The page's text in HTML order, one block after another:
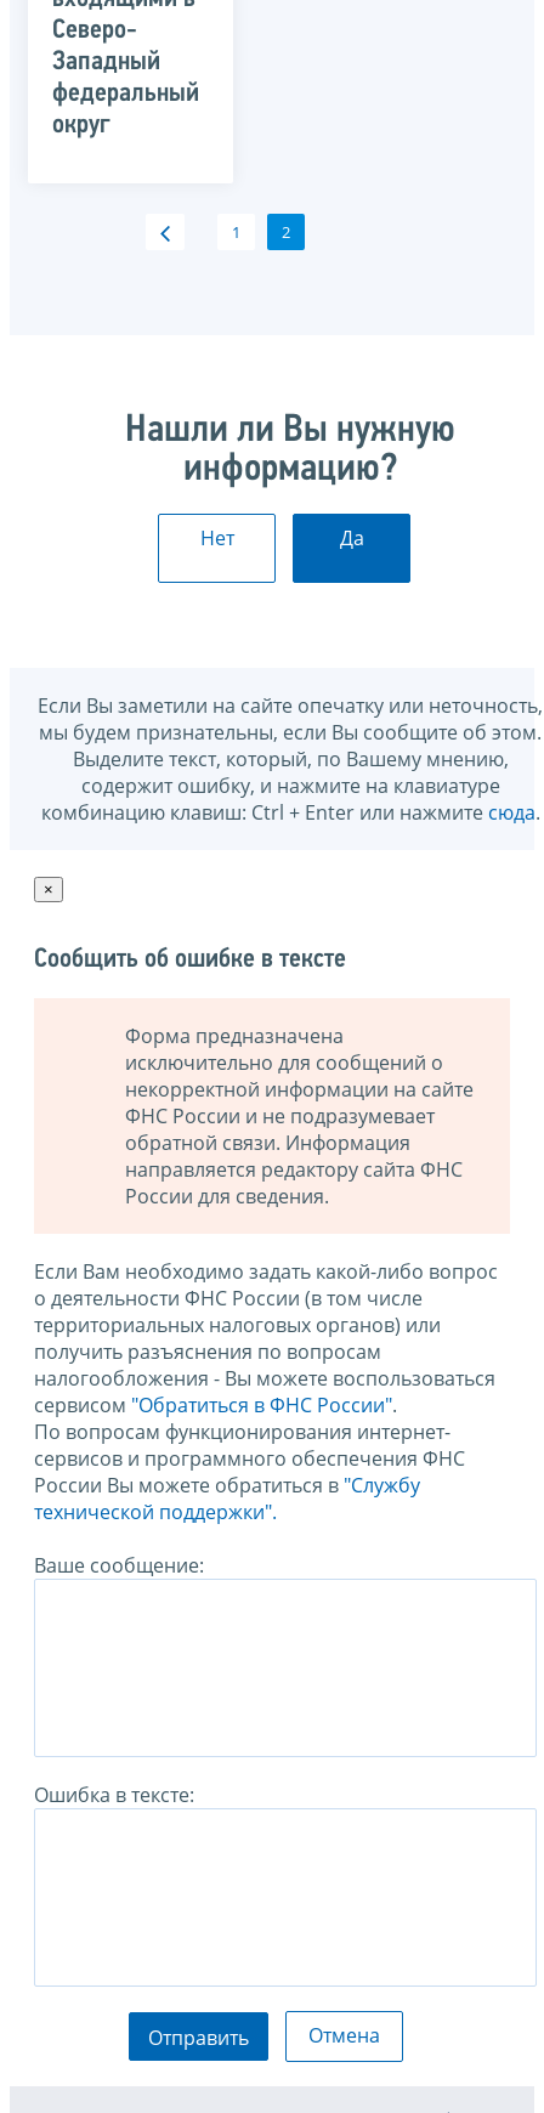
Северо-
Западный
федеральный
округ
1 2
Нашли ли Вы нужную
информацию?
Нет Да
Если Вы заметили на сайте опечатку или неточность,
мы будем признательны, если Вы сообщите об этом.
Выделите текст, который, по Вашему мнению,
содержит ошибку, и нажмите на клавиатуре
комбинацию клавиш: Ctrl + Enter или нажмите сюда.
×
Сообщить об ошибке в тексте
Форма предназначена
исключительно для сообщений о
некорректной информации на сайте
ФНС России и не подразумевает
обратной связи. Информация
направляется редактору сайта ФНС
России для сведения.
Если Вам необходимо задать какой-либо вопрос
о деятельности ФНС России (в том числе
территориальных налоговых органов) или
получить разъяснения по вопросам
налогообложения - Вы можете воспользоваться
сервисом "Обратиться в ФНС России".
По вопросам функционирования интернет-
сервисов и программного обеспечения ФНС
России Вы можете обратиться в "Службу
технической поддержки".
Ваше сообщение:
Ошибка в тексте:
Отправить Отмена